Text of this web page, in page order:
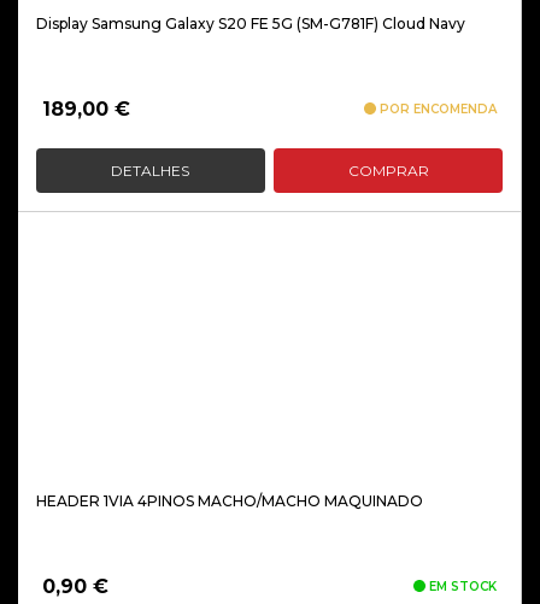
Display Samsung Galaxy S20 FE 5G (SM-G781F) Cloud Navy
189,00 € POR ENCOMENDA
DETALHES COMPRAR
HEADER 1VIA 4PINOS MACHO/MACHO MAQUINADO
0,90 € EM STOCK